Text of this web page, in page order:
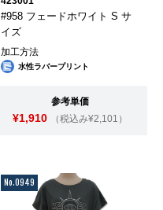
#958 フェードホワイト S サ
イズ
加工方法
水性ラバープリント
参考単価
¥1,910 （税込み¥2,101）
No.0949